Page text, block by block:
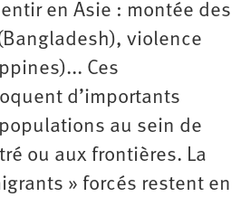
en Asie : montée des
violence
Ces
d’importants
au sein de
ou aux frontières. La
» forcés restent en